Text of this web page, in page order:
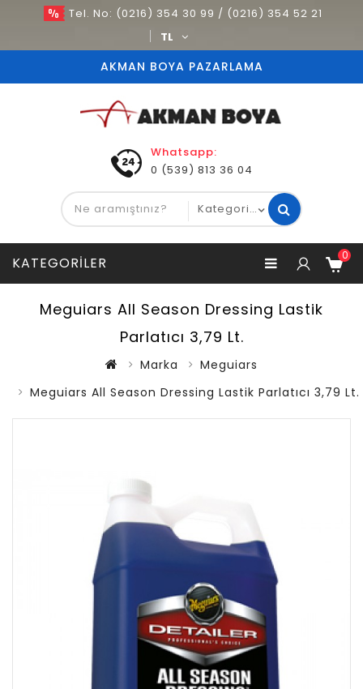
Tel. No: (0216) 354 30 99 / (0216) 354 52 21
TL
AKMAN BOYA PAZARLAMA
Whatsapp:
0 (539) 813 36 04
KATEGORILER 0
Meguiars All Season Dressing Lastik
Parlatıcı 3,79 Lt.
Marka
Meguiars
Meguiars All Season Dressing Lastik Parlatıcı 3,79 Lt.